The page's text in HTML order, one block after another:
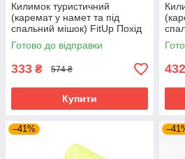
Килимок туристичний
(каремат у намет та під
спальний мішок) FitUp Похід
8мм (F-00003)
Готово до відправки
333 ₴ 574 ₴
Купити
432
–41%